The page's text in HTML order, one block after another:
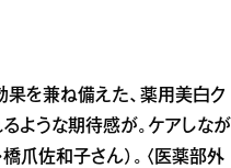
果を兼ね備えた、薬用美白ク
ような期待感が。ケアしなが
爪佐和子さん）。〈医薬部外